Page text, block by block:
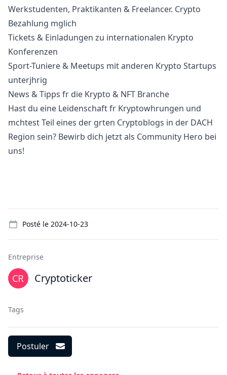
Werkstudenten, Praktikanten & Freelancer. Crypto
Bezahlung mglich
Tickets & Einladungen zu internationalen Krypto
Konferenzen
Sport-Tuniere & Meetups mit anderen Krypto Startups
unterjhrig
News & Tipps fr die Krypto & NFT Branche
Hast du eine Leidenschaft fr Kryptowhrungen und
mchtest Teil eines der grten Cryptoblogs in der DACH
Region sein? Bewirb dich jetzt als Community Hero bei
uns!
Posté le 2024-10-23
Entreprise
Cryptoticker
Tags
Postuler